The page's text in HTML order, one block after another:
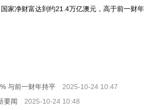
家净财富达到约21.4万亿澳元，高于前一财年
与前一财年持平
2025-10-24 10:47
要闻
2025-10-24 10:48